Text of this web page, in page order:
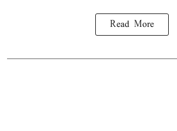
Read More